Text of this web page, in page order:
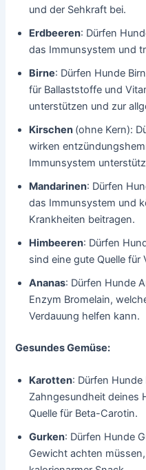
und der Sehkraft bei.
Erdbeeren: Dürfen
das Immunsystem und
Birne: Dürfen Hunde
für Ballaststoffe und
unterstützen und zur
Kirschen (ohne Kern):
wirken
Immunsystem
Mandarinen: Dürfen
das Immunsystem und
Krankheiten beitragen.
Himbeeren: Dürfen
sind eine gute Quelle
Ananas: Dürfen Hunde
Enzym Bromelain,
Verdauung helfen kann.
Gesundes Gemüse:
Karotten: Dürfen
Zahngesundheit deines
Quelle für Beta-Carotin.
Gurken: Dürfen Hunde
Gewicht achten